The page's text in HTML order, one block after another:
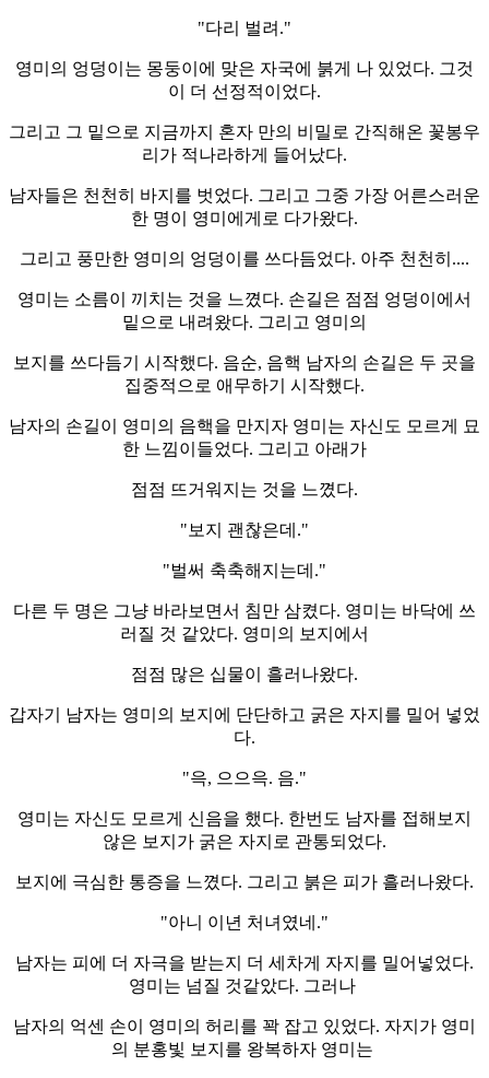
"다리 벌려."
영미의 엉덩이는 몽둥이에 맞은 자국에 붉게 나 있었다. 그것
이 더 선정적이었다.
그리고 그 밑으로 지금까지 혼자 만의 비밀로 간직해온 꽃봉우
리가 적나라하게 들어났다.
남자들은 천천히 바지를 벗었다. 그리고 그중 가장 어른스러운
한 명이 영미에게로 다가왔다.
그리고 풍만한 영미의 엉덩이를 쓰다듬었다. 아주 천천히....
영미는 소름이 끼치는 것을 느꼈다. 손길은 점점 엉덩이에서
밑으로 내려왔다. 그리고 영미의
보지를 쓰다듬기 시작했다. 음순, 음핵 남자의 손길은 두 곳을
집중적으로 애무하기 시작했다.
남자의 손길이 영미의 음핵을 만지자 영미는 자신도 모르게 묘
한 느낌이들었다. 그리고 아래가
점점 뜨거워지는 것을 느꼈다.
"보지 괜찮은데."
"벌써 축축해지는데."
다른 두 명은 그냥 바라보면서 침만 삼켰다. 영미는 바닥에 쓰
러질 것 같았다. 영미의 보지에서
점점 많은 십물이 흘러나왔다.
갑자기 남자는 영미의 보지에 단단하고 굵은 자지를 밀어 넣었
다.
"윽, 으으윽. 음."
영미는 자신도 모르게 신음을 했다. 한번도 남자를 접해보지
않은 보지가 굵은 자지로 관통되었다.
보지에 극심한 통증을 느꼈다. 그리고 붉은 피가 흘러나왔다.
"아니 이년 처녀였네."
남자는 피에 더 자극을 받는지 더 세차게 자지를 밀어넣었다.
영미는 넘질 것같았다. 그러나
남자의 억센 손이 영미의 허리를 꽉 잡고 있었다. 자지가 영미
의 분홍빛 보지를 왕복하자 영미는